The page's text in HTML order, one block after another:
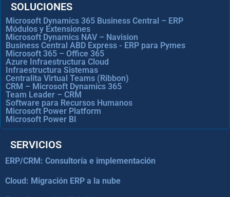
SOLUCIONES
Microsoft Dynamics 365 Business Central – ERP
Módulos y Extensiones
Microsoft Dynamics NAV – Navision
Business Central ABD Express - ERP para Pymes
Microsoft 365 – Office 365
Azure Infraestructura Cloud
Infraestructura Sistemas
Centralita Virtual Teams (Ribbon)
CRM – Microsoft Dynamics 365
Team Leader – CRM
Software para Recursos Humanos
Microsoft Power Platform
Microsoft Power BI
SERVICIOS
ERP/CRM: Consultoría e implementación
Cloud: Migración ERP a la nube